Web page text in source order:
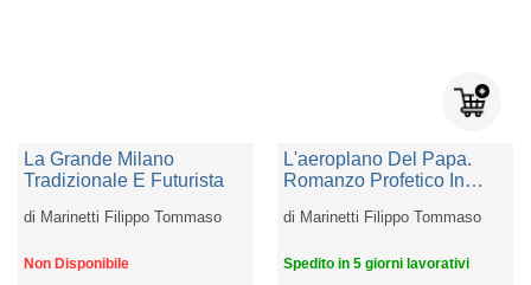
La Grande Milano
Tradizionale E Futurista
di Marinetti Filippo Tommaso
Non Disponibile
L'aeroplano Del Papa.
Romanzo Profetico In
di Marinetti Filippo Tommaso
Spedito in 5 giorni lavorativi